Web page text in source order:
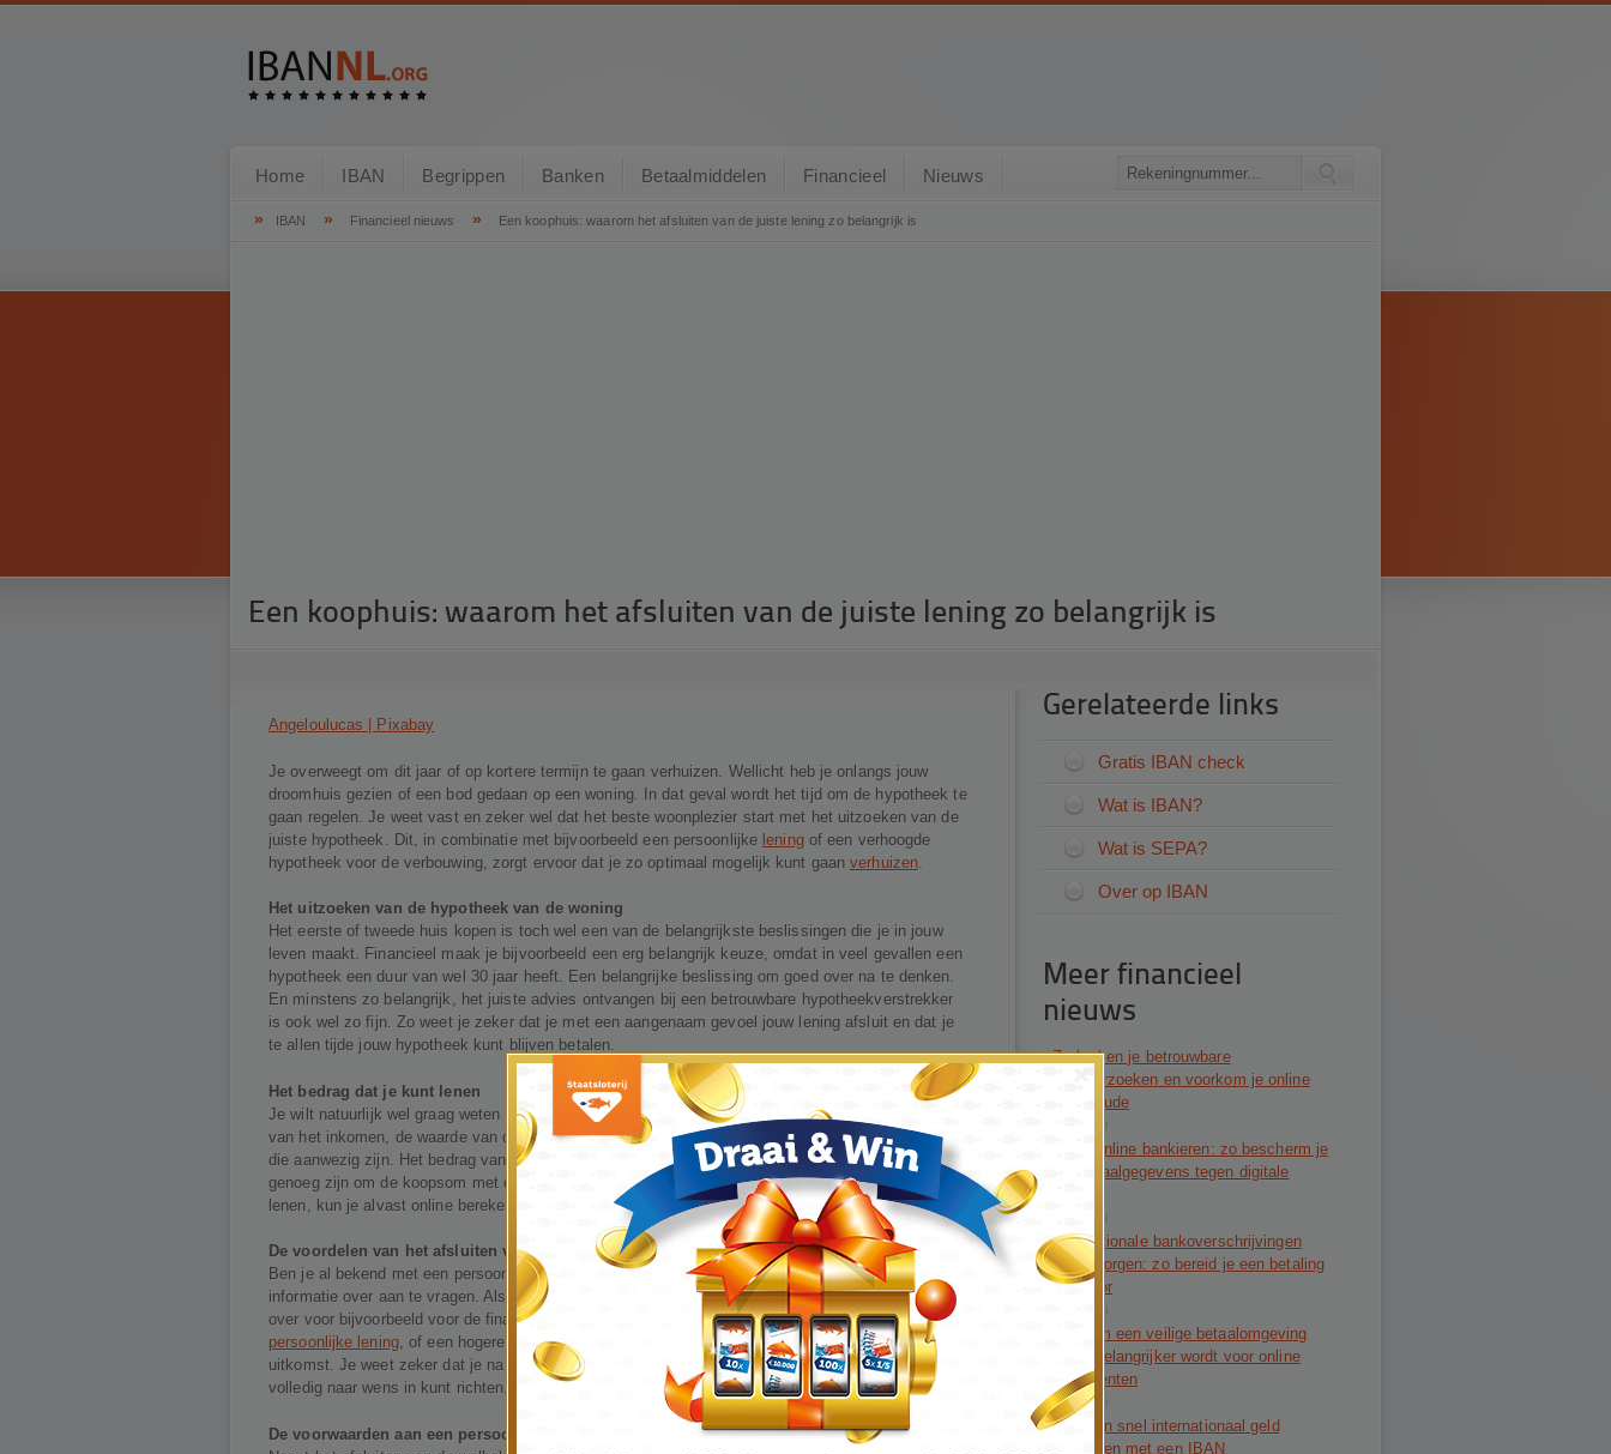
Home IBAN Begrippen Banken Betaalmiddelen Financieel Nieuws
» IBAN » Financieel nieuws » Een koophuis: waarom het afsluiten van de juiste lening zo belangrijk is
Een koophuis: waarom het afsluiten van de juiste lening zo belangrijk is
Angeloulucas | Pixabay
Je overweegt om dit jaar of op kortere termijn te gaan verhuizen. Wellicht heb je onlangs jouw
droomhuis gezien of een bod gedaan op een woning. In dat geval wordt het tijd om de hypotheek te
gaan regelen. Je weet vast en zeker wel dat het beste woonplezier start met het uitzoeken van de
juiste hypotheek. Dit, in combinatie met bijvoorbeeld een persoonlijke leningof een verhoogde
hypotheek voor de verbouwing, zorgt ervoor dat je zo optimaal mogelijk kunt gaanverhuizen
Het uitzoeken van de hypotheek van de woning
Het eerste of tweede huis kopen is toch wel een van de belangrijkste beslissingen die je in jouw
leven maakt. Financieel maak je bijvoorbeeld een erg belangrijk keuze, omdat in veel gevallen een
hypotheek een duur van wel 30 jaar heeft. Een belangrijke beslissing om goed over na te denken.
En minstens zo belangrijk, het juiste advies ontvangen bij een betrouwbare hypotheekverstrekker
is ook wel zo fijn. Zo weet je zeker dat je met een aangenaam gevoel jouw lening afsluit en dat je
te allen tijde jouw hypotheek kunt blijven betalen.
Het bedrag dat je kunt lenen
Je wilt natuurlijk wel graag weten wat je precies kunt lenen. Dit bedrag is onder meer afhankelijk
van het inkomen, de waarde van de woning, de toekomstplannen en de financiële verplichtingen
die aanwezig zijn. Het bedrag van de hypotheek, samen met jouw eigen geld, moet natuurlijk
genoeg zijn om de koopsom met de bijbehorende kosten te financieren. Hoeveel je maximaal kunt
lenen, kun je alvast online berekenen.
De voordelen van het afsluiten van een persoonlijke lening
Ben je al bekend met een persoonlijke leningsvorm? Zo niet, doet het je zeker goed om hier meer
informatie over aan te vragen. Als je namelijk een hypotheek af gaat sluiten, houd je niet altijd geld
over voor bijvoorbeeld voor de financiering van bijvoorbeeld de inboedel en de verbouwing. Een
persoonlijke lening, of een hogere hypotheek voor de verbouwing, biedt in dat geval een fijne
uitkomst. Je weet zeker dat je na het kopen van jouw droomhuis met deze lening jouw woning
volledig naar wens in kunt richten.
De voorwaarden aan een persoonlijke lening
Gerelateerde links
Gratis IBAN check
Wat is IBAN?
Wat is SEPA?
Over op IBAN
Meer financieel
nieuws
-Zo herken je betrouwbare
betaalverzoeken en voorkom je online
betaalfraude
2026-08-03
Veilig online bankieren: zo bescherm je
jouw betaalgegevens tegen digitale
2026-07-28
-Internationale bankoverschrijvingen
zonder zorgen: zo bereid je een betaling
goed voor
Waarom een veilige betaalomgeving
steeds belangrijker wordt voor online
consumenten
2026-07-20
-Veilig en snel internationaal geld
overmaken met een IBAN
×